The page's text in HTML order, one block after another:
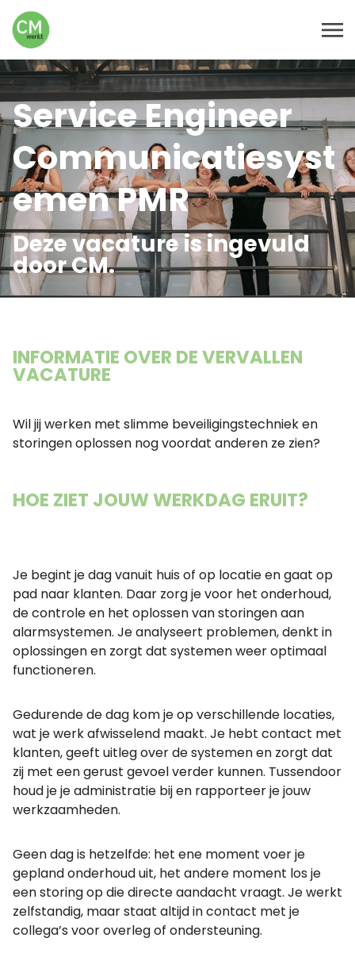
Service Engineer
Communicatiesyst
emen PMR
Deze vacature is ingevuld
door CM.
INFORMATIE OVER DE VERVALLEN
VACATURE
Wil jij werken met slimme beveiligingstechniek en
storingen oplossen nog voordat anderen ze zien?
HOE ZIET JOUW WERKDAG ERUIT?
Je begint je dag vanuit huis of op locatie en gaat op
pad naar klanten. Daar zorg je voor het onderhoud,
de controle en het oplossen van storingen aan
alarmsystemen. Je analyseert problemen, denkt in
oplossingen en zorgt dat systemen weer optimaal
functioneren.
Gedurende de dag kom je op verschillende locaties,
wat je werk afwisselend maakt. Je hebt contact met
klanten, geeft uitleg over de systemen en zorgt dat
zij met een gerust gevoel verder kunnen. Tussendoor
houd je je administratie bij en rapporteer je jouw
werkzaamheden.
Geen dag is hetzelfde: het ene moment voer je
gepland onderhoud uit, het andere moment los je
een storing op die directe aandacht vraagt. Je werkt
zelfstandig, maar staat altijd in contact met je
collega’s voor overleg of ondersteuning.